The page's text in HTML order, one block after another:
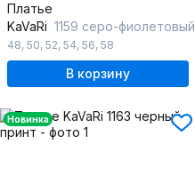
Платье
KaVaRi 1159 серо-фиолетовый
48, 50, 52, 54, 56, 58
В корзину
Новинка